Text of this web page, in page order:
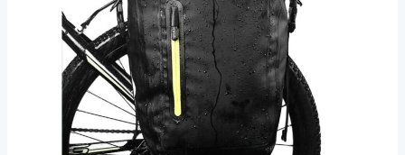
marcas
logotipo
personalizado